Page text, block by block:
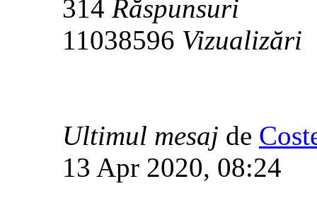
314 Răspunsuri
11038596 Vizualizări
Ultimul mesaj de
13 Apr 2020, 08:24